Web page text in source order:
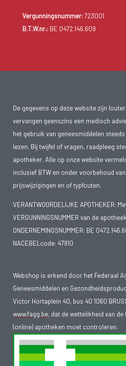
Vergunningsnummer:723001
B.T.W.nr.:BE 0472.146.609
De gegevens op deze website zijn
vervangen geenszins een medisch
het gebruik van geneesmiddelen
lezen. Bij twijfel of vragen, raadpleeg
apotheker. Alle op onze website
inclusief BTW en onder voorbehoud van
prijswijzigingen en of typfouten.
VERANTWOORDELIJKE APOTHEKER:
VERGUNNINGSNUMMER van de
ONDERNEMINGSNUMMER: BE
NACEBELcode: 47910
Webshop is erkend door het Federaal
Geneesmiddelen en
Victor Hortaplein 40, bus 40 1060
www.fagg.be, dat de wettelikheid van de
(online) apotheken moet controleren.